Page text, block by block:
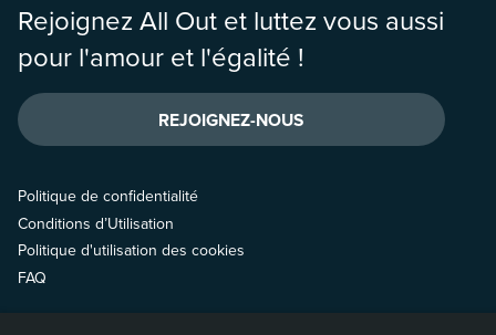
Rejoignez All Out et luttez vous aussi
pour l'amour et l'égalité !
REJOIGNEZ-NOUS
Politique de confidentialité
Conditions d’Utilisation
Politique d'utilisation des cookies
FAQ